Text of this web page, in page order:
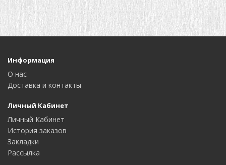
Информация
О нас
Доставка и контакты
Личный Кабинет
Личный Кабинет
История заказов
Закладки
Рассылка